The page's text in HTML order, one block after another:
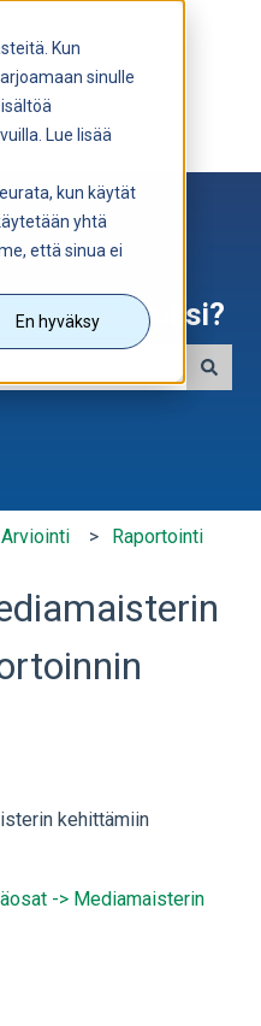
Kun
sinulle
Lue lisää
kun käytät
yhtä
että sinua ei
En hyväksyolla avuksi?
Raportointi
kehittämiin
-> Mediamaisterin